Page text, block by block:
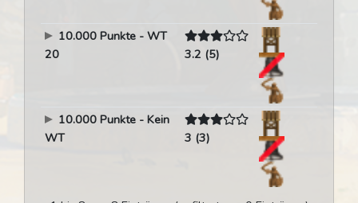
10.000 Punkte - WT
20
3.2 (5)
10.000 Punkte - Kein
WT
3 (3)